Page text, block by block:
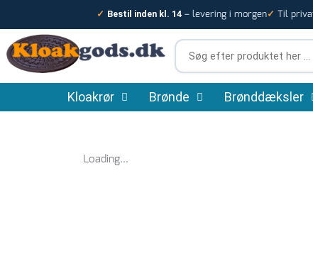
til
indholdet
✓ Bestil inden kl. 14 – levering i morgen✓ Til
Søg
efter
produktet
her
…
Kloakrør Brønde Brønddæksler
Loading...